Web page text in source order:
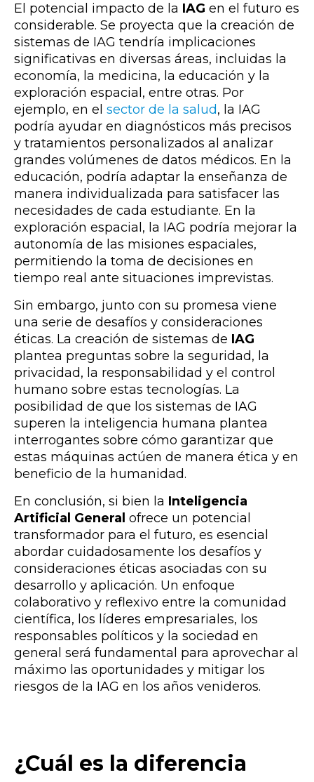
El potencial impacto de la IAG en el futuro es
considerable. Se proyecta que la creación de
sistemas de IAG tendría implicaciones
significativas en diversas áreas, incluidas la
economía, la medicina, la educación y la
exploración espacial, entre otras. Por
ejemplo, en el sector de la salud, la IAG
podría ayudar en diagnósticos más precisos
y tratamientos personalizados al analizar
grandes volúmenes de datos médicos. En la
educación, podría adaptar la enseñanza de
manera individualizada para satisfacer las
necesidades de cada estudiante. En la
exploración espacial, la IAG podría mejorar la
autonomía de las misiones espaciales,
permitiendo la toma de decisiones en
tiempo real ante situaciones imprevistas.
Sin embargo, junto con su promesa viene
una serie de desafíos y consideraciones
éticas. La creación de sistemas de IAG
plantea preguntas sobre la seguridad, la
privacidad, la responsabilidad y el control
humano sobre estas tecnologías. La
posibilidad de que los sistemas de IAG
superen la inteligencia humana plantea
interrogantes sobre cómo garantizar que
estas máquinas actúen de manera ética y en
beneficio de la humanidad.
En conclusión, si bien la Inteligencia
Artificial General ofrece un potencial
transformador para el futuro, es esencial
abordar cuidadosamente los desafíos y
consideraciones éticas asociadas con su
desarrollo y aplicación. Un enfoque
colaborativo y reflexivo entre la comunidad
científica, los líderes empresariales, los
responsables políticos y la sociedad en
general será fundamental para aprovechar al
máximo las oportunidades y mitigar los
riesgos de la IAG en los años venideros.
¿Cuál es la diferencia